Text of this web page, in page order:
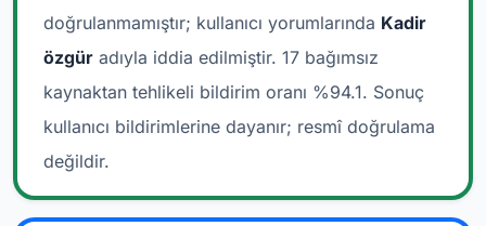
doğrulanmamıştır; kullanıcı yorumlarında Kadir
özgür adıyla iddia edilmiştir. 17 bağımsız
kaynaktan tehlikeli bildirim oranı %94.1. Sonuç
kullanıcı bildirimlerine dayanır; resmî doğrulama
değildir.